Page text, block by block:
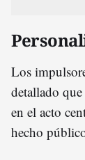
Los
detallado
en el acto
hecho